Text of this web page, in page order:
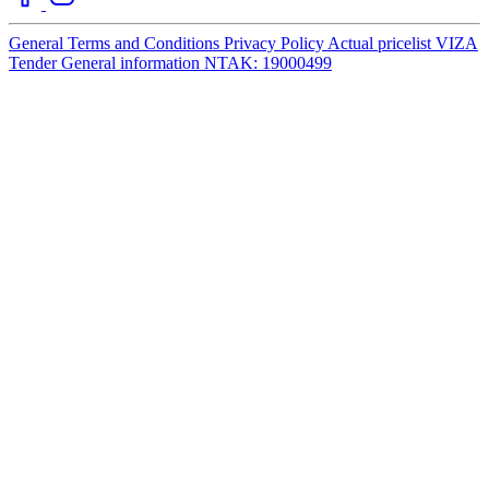
General Terms and Conditions Privacy Policy Actual pricelist VIZA
TenderGeneral information NTAK: 19000499